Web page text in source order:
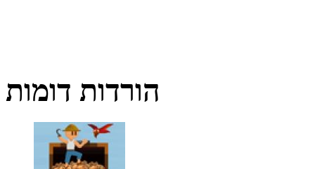
הורדות דומות